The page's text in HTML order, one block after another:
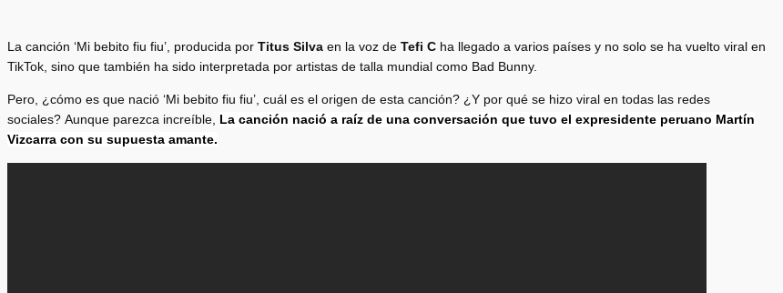
La canción ‘Mi bebito fiu fiu’, producida por Titus Silva en la voz de Tefi C ha llegado a varios países y no solo se ha vuelto viral en
TikTok, sino que también ha sido interpretada por artistas de talla mundial como Bad Bunny.
Pero, ¿cómo es que nació ‘Mi bebito fiu fiu’, cuál es el origen de esta canción? ¿Y por qué se hizo viral en todas las redes
sociales? Aunque parezca increíble, La canción nació a raíz de una conversación que tuvo el expresidente peruano Martín
Vizcarra con su supuesta amante.